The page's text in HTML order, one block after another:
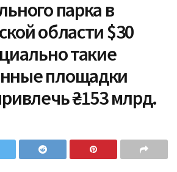
парка в
области $30
такие
площадки
₴153 млрд.